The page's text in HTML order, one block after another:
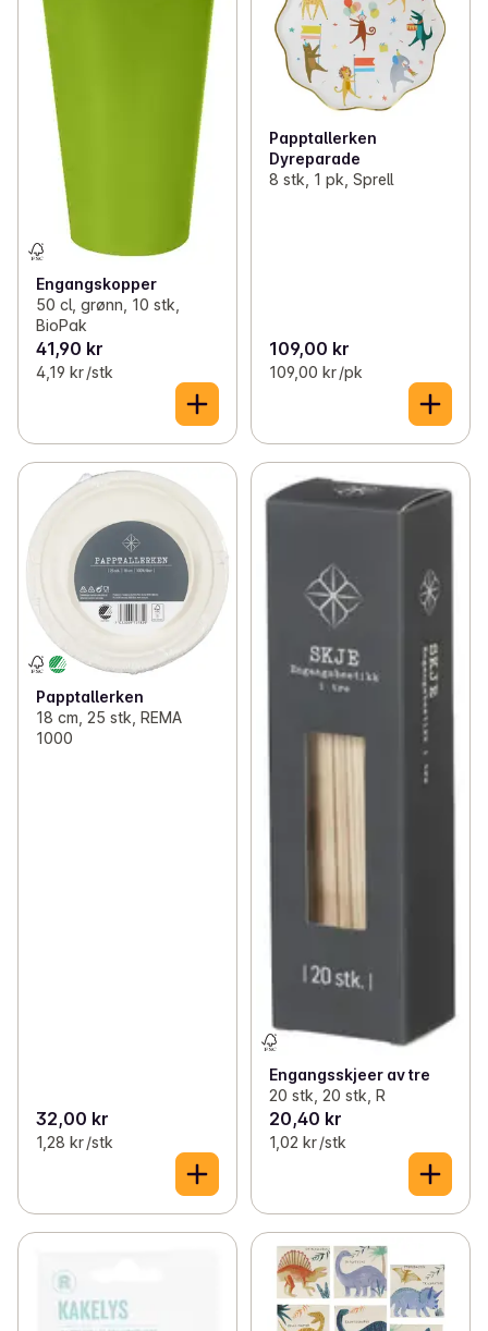
Engangskopper
50 cl, grønn, 10 stk,
BioPak
41,90 kr
4,19 kr /stk
Papptallerken
Dyreparade
8 stk, 1 pk, Sprell
109,00 kr
109,00 kr /pk
Papptallerken
18 cm, 25 stk, REMA
1000
32,00 kr
1,28 kr /stk
Engangsskjeer av tre
20 stk, 20 stk, R
20,40 kr
1,02 kr /stk